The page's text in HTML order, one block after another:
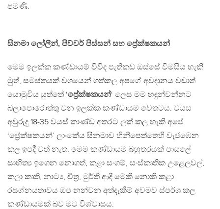
පමණි.
සිනමා ලෝලීන්, පිච්චර් පිස්සන් සහ ප්‍රේක්ෂකයන්
මෙම ඉලක්ක කණ්ඩායම් විවිද පැතිකඩ ඔස්සේ විමසිය හැකි
මුත්, සමස්තයක් වශයෙන් ගත්කල අපගේ අවදානය වඩාත්
යොමුවිය යුත්තේ ‘ප්‍රේක්ෂකයන්‘ ලෙස මම හඳුන්වන්නට
බලාපොරොත්තු වන ඉලක්ක කණ්ඩායම වෙතටය. වයස
අවුරුදු 18-35 වයස් කාණ්ඩ අතරට ලක් කල හැකි අපේ
‘ප්‍රේක්ෂකයන්’ ලාංකේය සිනමාව හිනිපෙත්තෙහි වැජඹෙන
කල ඉපදී වත් නැත. මෙම කණ්ඩායම බහුතරයක් පාසලේ
සාහිත්‍ය ඉගෙන නොගත්, කළා සංගම්, සංස්කෘතික උළෙලවල්,
කලා කෘති, නාට්‍ය, චිත්‍ර, මුර්ති ආදී මෙකී නොකී කළා
රසග්නයතාවය ඔප නන්වන අත්දැකීම් අවමව ස්පර්ශ කල
කණ්ඩායමක් බව මට විශ්වාසය.